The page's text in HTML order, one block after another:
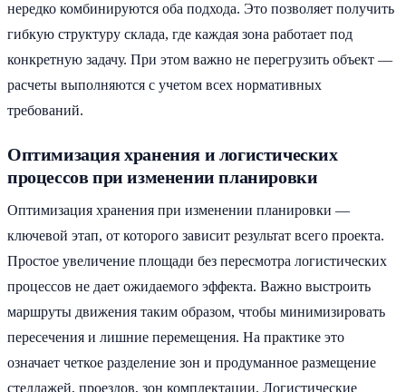
нередко комбинируются оба подхода. Это позволяет получить
гибкую структуру склада, где каждая зона работает под
конкретную задачу. При этом важно не перегрузить объект —
расчеты выполняются с учетом всех нормативных
требований.
Оптимизация хранения и логистических
процессов при изменении планировки
Оптимизация хранения при изменении планировки —
ключевой этап, от которого зависит результат всего проекта.
Простое увеличение площади без пересмотра логистических
процессов не дает ожидаемого эффекта. Важно выстроить
маршруты движения таким образом, чтобы минимизировать
пересечения и лишние перемещения. На практике это
означает четкое разделение зон и продуманное размещение
стеллажей, проездов, зон комплектации. Логистические